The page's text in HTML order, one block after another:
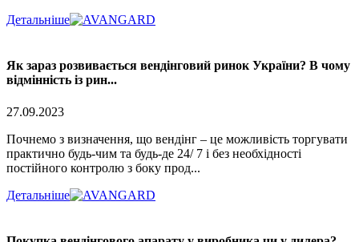
Детальніше
Як зараз розвивається вендінговий ринок України? В чому
відмінність із рин...
27.09.2023
Почнемо з визначення, що вендінг – це можливість торгувати
практично будь-чим та будь-де 24/ 7 і без необхідності
постійного контролю з боку прод...
Детальніше